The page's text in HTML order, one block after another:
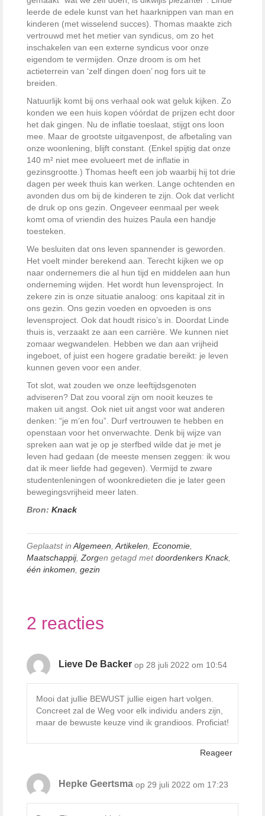
leerde de edele kunst van het haarknippen van man en
kinderen (met wisselend succes). Thomas maakte zich
vertrouwd met het metier van syndicus, om zo het
inschakelen van een externe syndicus voor onze
eigendom te vermijden. Onze droom is om het
actieterrein van ‘zelf dingen doen’ nog fors uit te
breiden.
Natuurlijk komt bij ons verhaal ook wat geluk kijken. Zo
konden we een huis kopen vóórdat de prijzen echt door
het dak gingen. Nu de inflatie toeslaat, stijgt ons loon
mee. Maar de grootste uitgavenpost, de afbetaling van
onze woonlening, blijft constant. (Enkel spijtig dat onze
140 m² niet mee evolueert met de inflatie in
gezinsgrootte.) Thomas heeft een job waarbij hij tot drie
dagen per week thuis kan werken. Lange ochtenden en
avonden dus om bij de kinderen te zijn. Ook dat verlicht
de druk op ons gezin. Ongeveer eenmaal per week
komt oma of vriendin des huizes Paula een handje
toesteken.
We besluiten dat ons leven spannender is geworden.
Het voelt minder berekend aan. Terecht kijken we op
naar ondernemers die al hun tijd en middelen aan hun
onderneming wijden. Het wordt hun levensproject. In
zekere zin is onze situatie analoog: ons kapitaal zit in
ons gezin. Ons gezin voeden en opvoeden is ons
levensproject. Ook dat houdt risico’s in. Doordat Linde
thuis is, verzaakt ze aan een carrière. We kunnen niet
zomaar wegwandelen. Hebben we dan aan vrijheid
ingeboet, of juist een hogere gradatie bereikt: je leven
kunnen geven voor een ander.
Tot slot, wat zouden we onze leeftijdsgenoten
adviseren? Dat zou vooral zijn om nooit keuzes te
maken uit angst. Ook niet uit angst voor wat anderen
denken: “je m’en fou”. Durf vertrouwen te hebben en
openstaan voor het onverwachte. Denk bij wijze van
spreken aan wat je op je sterfbed wilde dat je met je
leven had gedaan (de meeste mensen zeggen: ik wou
dat ik meer liefde had gegeven). Vermijd te zware
studentenleningen of woonkredieten die je later geen
bewegingsvrijheid meer laten.
Bron: Knack
Geplaatst in Algemeen Artikelen Economie
Maatschappij, Zorgen getagd metdoordenkers Knack,
één inkomen gezin
2 reacties
Lieve De Backer op 28 juli 2022 om 10:54
Mooi dat jullie BEWUST jullie eigen hart volgen.
Concreet zal de Weg voor elk individu anders zijn,
maar de bewuste keuze vind ik grandioos. Proficiat!
Reageer
Hepke Geertsma op 29 juli 2022 om 17:23